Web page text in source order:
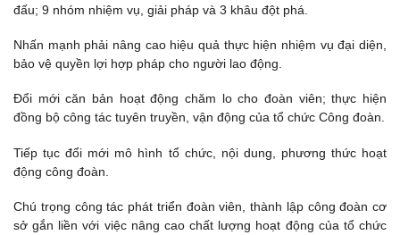
đấu; 9 nhóm nhiệm vụ, giải pháp và 3 khâu đột phá.
Nhấn mạnh phải nâng cao hiệu quả thực hiện nhiệm vụ đại diện,
bảo vệ quyền lợi hợp pháp cho người lao động.
Đổi mới căn bản hoạt động chăm lo cho đoàn viên; thực hiện
đồng bộ công tác tuyên truyền, vận động của tổ chức Công đoàn.
Tiếp tục đổi mới mô hình tổ chức, nội dung, phương thức hoạt
động công đoàn.
Chú trọng công tác phát triển đoàn viên, thành lập công đoàn cơ
sở gắn liền với việc nâng cao chất lượng hoạt động của tổ chức